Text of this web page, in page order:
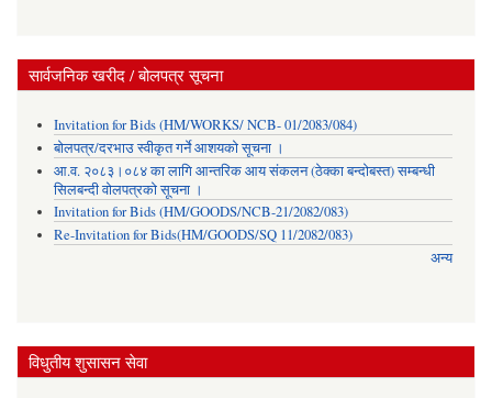
सार्वजनिक खरीद / बोलपत्र सूचना
Invitation for Bids (HM/WORKS/ NCB- 01/2083/084)
बोलपत्र/दरभाउ स्वीकृत गर्ने आशयको सूचना ।
आ.व. २०८३।०८४ का लागि आन्तरिक आय संकलन (ठेक्का बन्दोबस्त) सम्बन्धी
सिलबन्दी वोलपत्रको सूचना ।
Invitation for Bids (HM/GOODS/NCB-21/2082/083)
Re-Invitation for Bids(HM/GOODS/SQ 11/2082/083)
अन्य
विधुतीय शुसासन सेवा